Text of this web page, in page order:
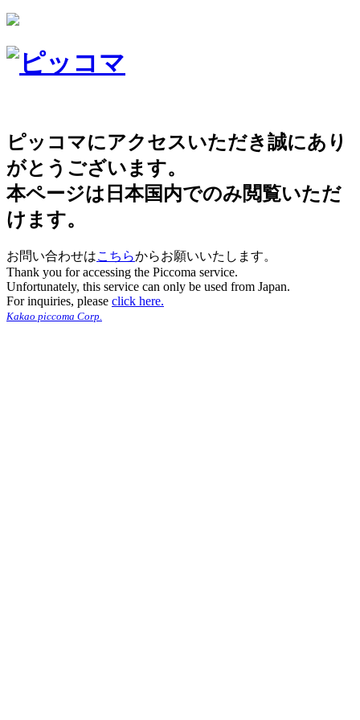
ピッコマにアクセスいただき誠にあり
がとうございます。
本ページは日本国内でのみ閲覧いただ
けます。
お問い合わせはこちらからお願いいたします。
Thank you for accessing the Piccoma service.
Unfortunately, this service can only be used from Japan.
For inquiries, please click here.
Kakao piccoma Corp.